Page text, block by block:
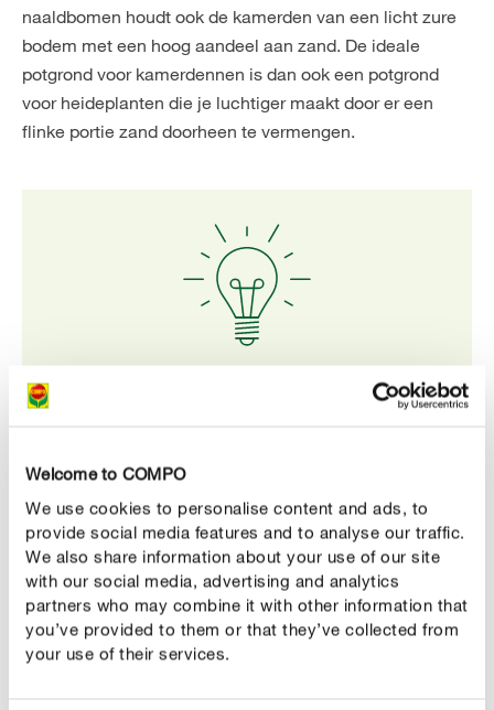
Welcome to COMPO
We use cookies to personalise content and ads, to
provide social media features and to analyse our traffic.
We also share information about your use of our site
with our social media, advertising and analytics
partners who may combine it with other information that
you’ve provided to them or that they’ve collected from
your use of their services.
naaldbomen houdt ook de kamerden van een licht zure
bodem met een hoog aandeel aan zand. De ideale
potgrond voor kamerdennen is dan ook een potgrond
voor heideplanten die je luchtiger maakt door er een
flinke portie zand doorheen te vermengen.
Onze tip
zal het boompje scheef naar het licht groeien en de
veel korter blijven.
CORRECT VERZORGEN